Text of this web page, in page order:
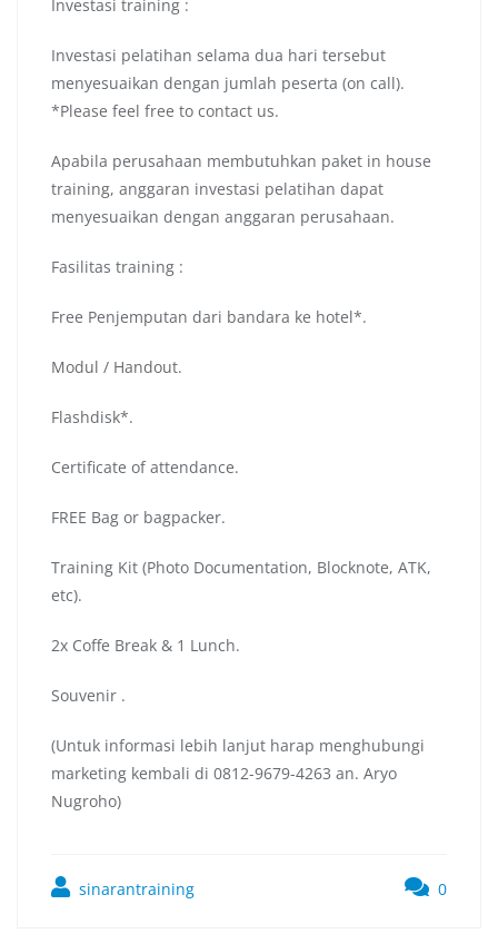
Investasi training :
Investasi pelatihan selama dua hari tersebut
menyesuaikan dengan jumlah peserta (on call).
*Please feel free to contact us.
Apabila perusahaan membutuhkan paket in house
training, anggaran investasi pelatihan dapat
menyesuaikan dengan anggaran perusahaan.
Fasilitas training :
Free Penjemputan dari bandara ke hotel*.
Modul / Handout.
Flashdisk*.
Certificate of attendance.
FREE Bag or bagpacker.
Training Kit (Photo Documentation, Blocknote, ATK,
etc).
2x Coffe Break & 1 Lunch.
Souvenir .
(Untuk informasi lebih lanjut harap menghubungi
marketing kembali di 0812-9679-4263 an. Aryo
Nugroho)
sinarantraining 0